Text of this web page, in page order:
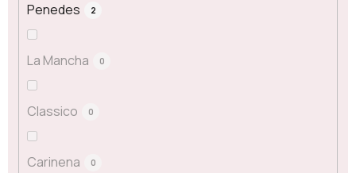
Penedes 2
La Mancha 0
Classico 0
Carinena 0